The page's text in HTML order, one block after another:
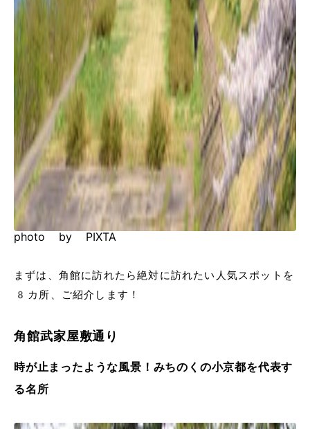
photo by PIXTA
まずは、角館に訪れたら絶対に訪れたい人気スポットを
8カ所、ご紹介します！
角館武家屋敷通り
時が止まったような風景！みちのくの小京都を代表す
る名所